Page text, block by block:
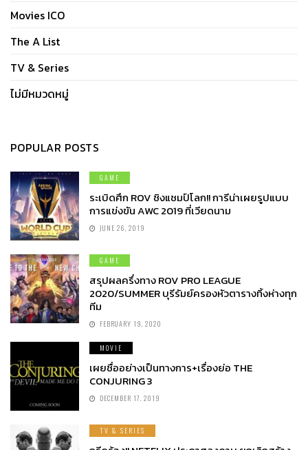
Movies ICO
The A List
TV & Series
ไม่มีหมวดหมู่
POPULAR POSTS
GAME
ระเบิดศึก ROV ชิงแชมป์โลก!! การีน่าเผยรูปแบบ
การแข่งขัน AWC 2019 ที่เวียดนาม
JUNE 26, 2019
GAME
สรุปผลครึ่งทาง ROV PRO LEAGUE
2020/SUMMER บุรีรัมย์ครองหัวตารางทิ้งห่างทุก
ทีม
FEBRUARY 19, 2020
MOVIE
เผยชื่ออย่างเป็นทางการ+เรื่องย่อ THE
CONJURING 3
DECEMBER 17, 2019
TV & SERIES